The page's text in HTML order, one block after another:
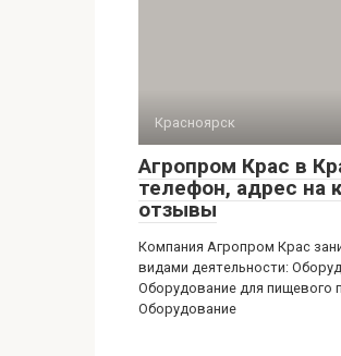
Красноярск
Агропром Крас в
телефон, адрес на
отзывы
Компания Агропром Крас
видами деятельности:
Оборудование для пищевого
Оборудование